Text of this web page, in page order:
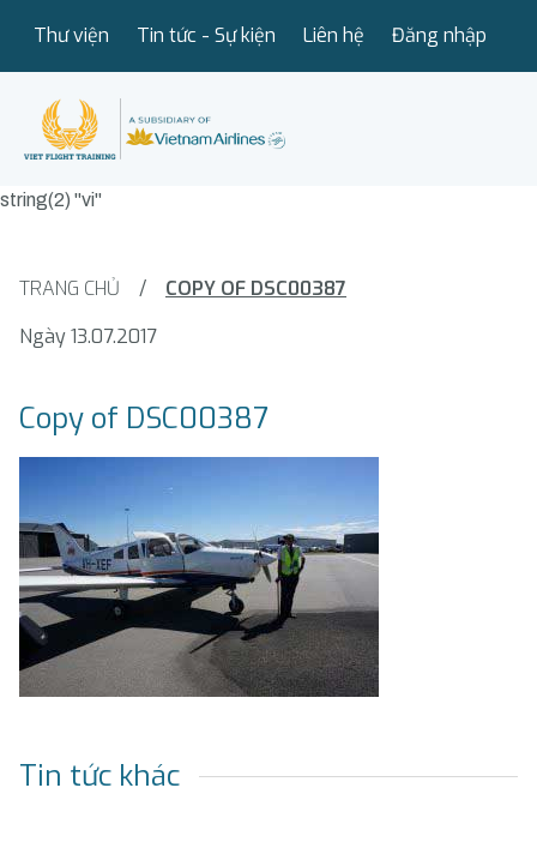
Thư viện Tin tức - Sự kiện Liên hệ Đăng nhập
string(2) "vi"
TRANG CHỦ /
COPY OF DSC00387
Ngày 13.07.2017
Copy of DSC00387
Tin tức khác